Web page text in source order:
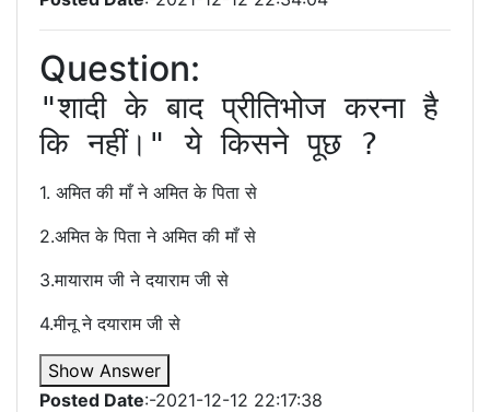
Question:
"शादी के बाद प्रीतिभोज करना है
1. अमित की माँ ने अमित के पिता से
2.अमित के पिता ने अमित की माँ से
3.मायाराम जी ने दयाराम जी से
4.मीनू ने दयाराम जी से
Show Answer
Posted Date:-2021-12-12 22:17:38